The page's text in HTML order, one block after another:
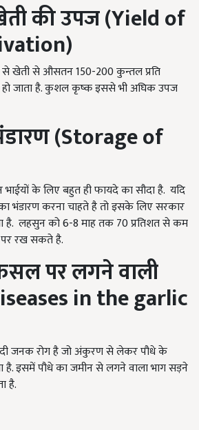
कीउपज (Yield of
खेती से औसतन 150-200 कुन्तल प्रति
हो जाता है. कुशल कृष्क इससे भी अघिक उपज
(Storage of
के लिए बहुत ही फायदे का सौदा है. यदि
भंडारण करना चाहते है तो इसके लिए सरकार
है. लहसुन को 6-8 माह तक 70 प्रतिशत से कम
पर रख सकते है.
पर लगने वाली
in the garlic
जनक रोग है जो अंकुरण से लेकर पौधे के
है. इसमें पौधे का जमीन से लगने वाला भाग सड़ने
है.